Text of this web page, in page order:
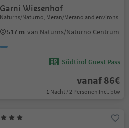
Garni Wiesenhof
Naturns/Naturno, Meran/Merano and environs
517 m van Naturns/Naturno Centrum
Südtirol Guest Pass
vanaf 86€
1 Nacht / 2 Personen Incl. btw